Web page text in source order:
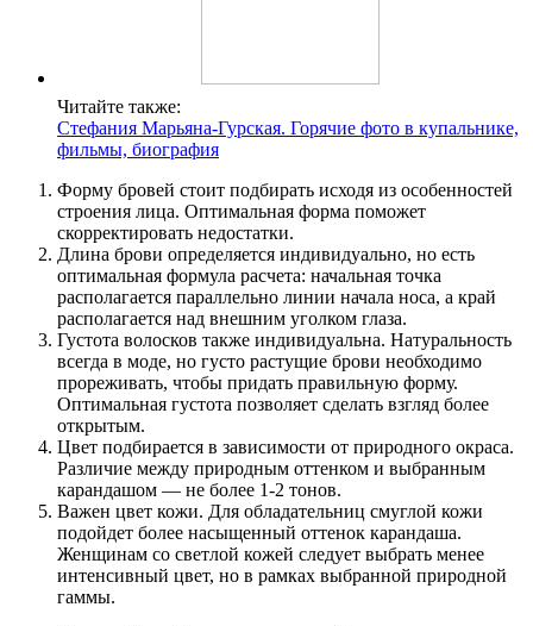
Читайте также:
Стефания Марьяна-Гурская. Горячие фото в купальнике,
фильмы, биография
Форму бровей стоит подбирать исходя из особенностей
строения лица. Оптимальная форма поможет
скорректировать недостатки.
Длина брови определяется индивидуально, но есть
оптимальная формула расчета: начальная точка
располагается параллельно линии начала носа, а край
располагается над внешним уголком глаза.
Густота волосков также индивидуальна. Натуральность
всегда в моде, но густо растущие брови необходимо
прореживать, чтобы придать правильную форму.
Оптимальная густота позволяет сделать взгляд более
открытым.
Цвет подбирается в зависимости от природного окраса.
Различие между природным оттенком и выбранным
карандашом — не более 1-2 тонов.
Важен цвет кожи. Для обладательниц смуглой кожи
подойдет более насыщенный оттенок карандаша.
Женщинам со светлой кожей следует выбрать менее
интенсивный цвет, но в рамках выбранной природной
гаммы.